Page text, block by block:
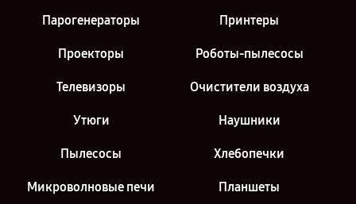
Парогенераторы Принтеры
Проекторы Роботы-пылесосы
Телевизоры Очистители воздуха
Утюги Наушники
Пылесосы Хлебопечки
Микроволновые печи Планшеты